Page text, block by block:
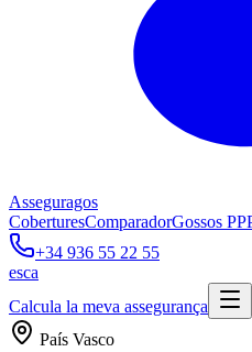
Asseguragos
CoberturesComparadorGossos
+34 936 55 22 55
esca
Calcula la meva assegurança
País Vasco